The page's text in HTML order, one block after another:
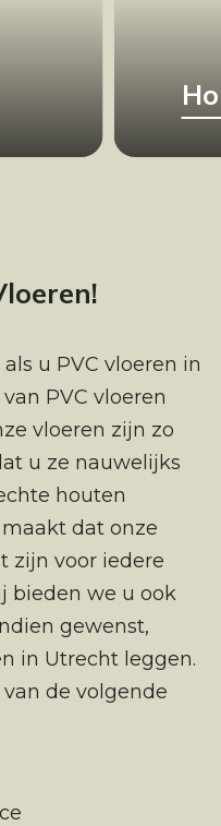
u PVC vloeren in
PVC vloeren
vloeren zijn zo
u ze nauwelijks
houten
dat onze
zijn voor iedere
bieden we u ook
gewenst,
in Utrecht leggen.
de volgende